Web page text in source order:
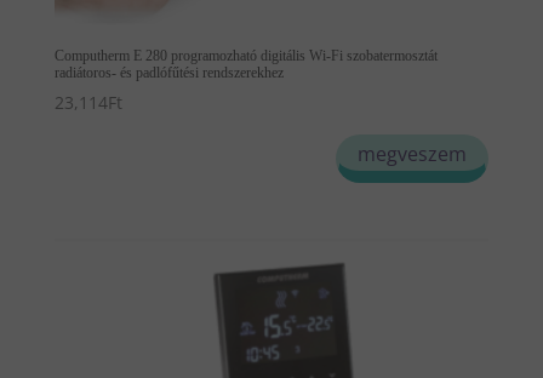
Computherm E 280 programozható digitális Wi-Fi szobatermosztát
radiátoros- és padlófűtési rendszerekhez
23,114Ft
megveszem